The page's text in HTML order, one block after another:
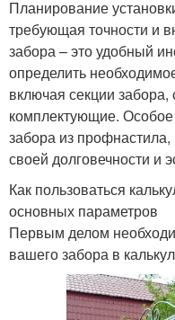
Планирование
требующая точности и
забора – это удобный
определить
включая секции забора,
комплектующие. Особое
забора из
своей долговечности и
Как пользоваться
основных параметров
Первым делом
вашего забора в